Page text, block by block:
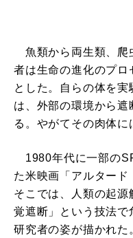
魚類から両生類、爬
者は生命の進化のプロ
とした。自らの体を
は、外部の環境から遮
る。やがてその肉体
1980年代に一部の
た米映画「アルタード
そこでは、人類の起
覚遮断」という技法で
研究者の姿が描かれた